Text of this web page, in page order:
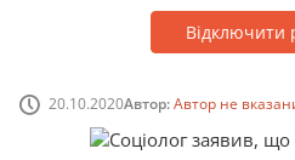
Відключити
20.10.2020Автор:Автор не